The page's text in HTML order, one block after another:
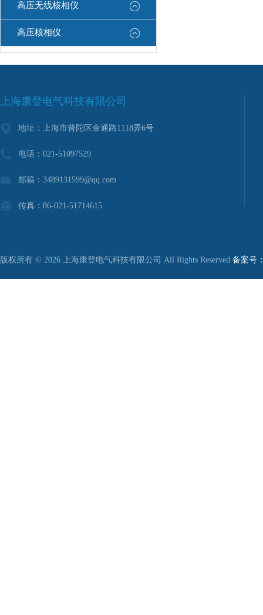
高压无线核相仪
高压核相仪
上海康登电气科技有限公司
地址：上海市普陀区金通路1118弄6号
电话：021-51097529
邮箱：3489131599@qq.com
传真：86-021-51714615
版权所有 © 2026 上海康登电气科技有限公司 All Rights Reserved 备案号